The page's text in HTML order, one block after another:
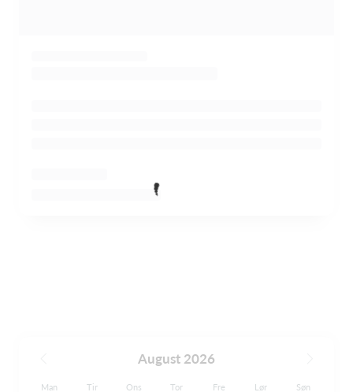
August 2026
Man Tir Ons Tor Fre Lør Søn